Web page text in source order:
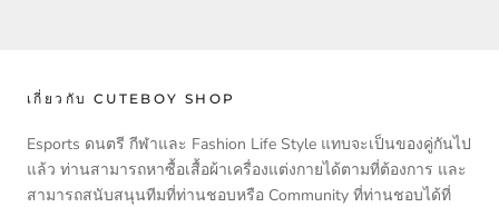
เกี่ยวกับ CUTEBOY SHOP
Esports ดนตรี กีฬาและ Fashion Life Style แทบจะเป็นของคู่กันไป
แล้ว ท่านสามารถหาซื้อเสื้อผ้าเครื่องแต่งกายได้ตามที่ต้องการ และ
สามารถสนับสนุนทีมที่ท่านชอบหรือ Community ที่ท่านชอบได้ที่